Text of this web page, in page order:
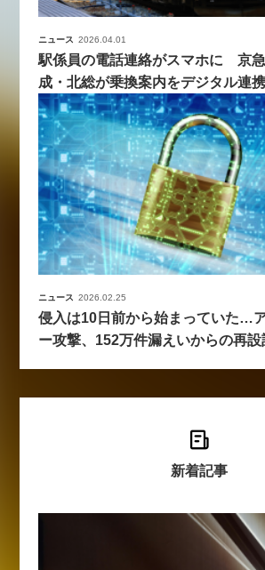
ニュース 2026.04.01
駅係員の電話連絡がスマホに 京
成・北総が乗換案内をデジタル連携
ニュース 2026.02.25
侵入は10日前から始まっていた…
ー攻撃、152万件漏えいからの再設
新着記事